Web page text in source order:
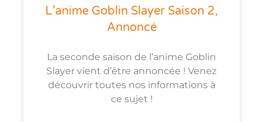
L’anime Goblin Slayer Saison 2,
Annoncé
La seconde saison de l’anime Goblin
Slayer vient d’être annoncée ! Venez
découvrir toutes nos informations à
ce sujet !